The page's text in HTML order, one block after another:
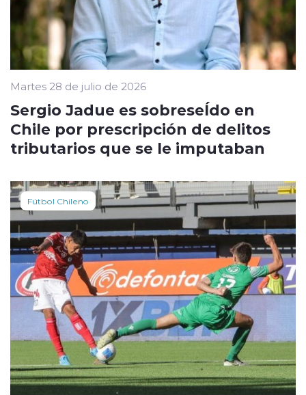
Martes 28 de julio de 2026
Sergio Jadue es sobreseÍdo en
Chile por prescripción de delitos
tributarios que se le imputaban
Fútbol Chileno